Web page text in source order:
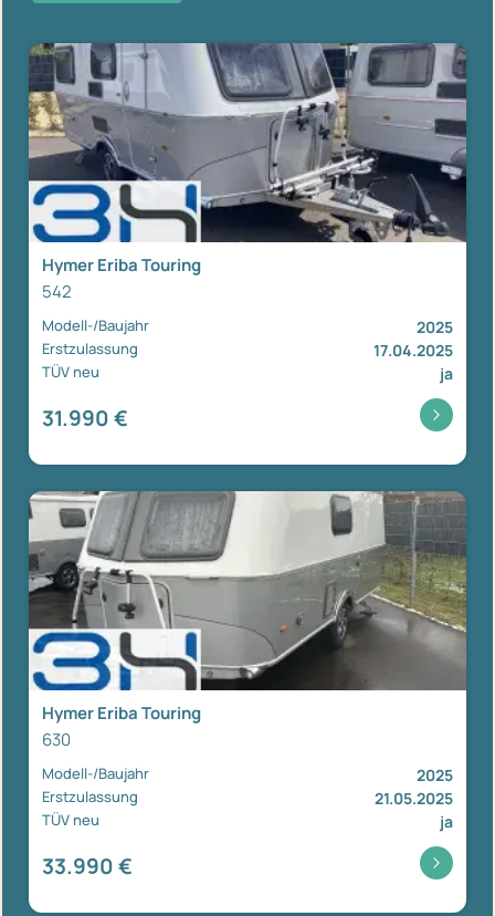
Hymer Eriba Touring
542
Modell-/Baujahr 2025
Erstzulassung 17.04.2025
TÜV neu ja
31.990 €
Hymer Eriba Touring
630
Modell-/Baujahr 2025
Erstzulassung 21.05.2025
TÜV neu ja
33.990 €